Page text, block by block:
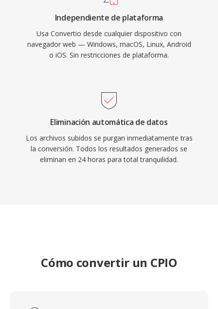
Independiente de plataforma
Usa Convertio desde cualquier dispositivo con
navegador web — Windows, macOS, Linux, Android
o iOS. Sin restricciones de plataforma.
Eliminación automática de datos
Los archivos subidos se purgan inmediatamente tras
la conversión. Todos los resultados generados se
eliminan en 24 horas para total tranquilidad.
Cómo convertir un CPIO